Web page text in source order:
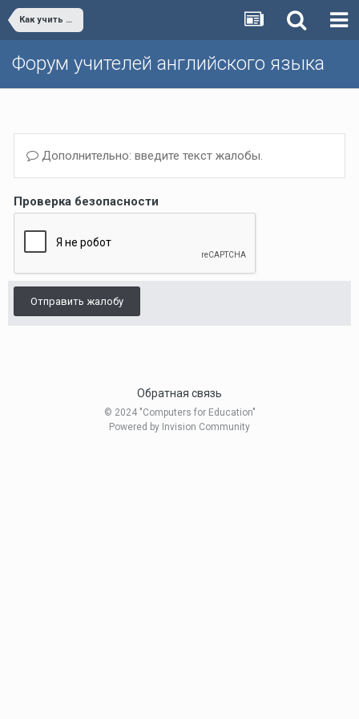
Как учить писать/Teaching writing skills
Форум учителей английского языка
Дополнительно: введите текст жалобы.
Проверка безопасности
Отправить жалобу
Обратная связь
© 2024 "Computers for Education"
Powered by Invision Community